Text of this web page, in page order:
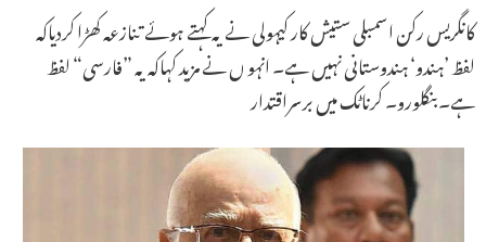
کانگریس رکن اسمبلی ستیش کار کیہولی نے یہ کہتے ہوئے تنازعہ کھڑا کردیاکہ
لفظ ’ہندو‘ ہندوستانی نہیں ہے۔ انہو ں نے مزید کہاکہ یہ ”فارسی“ لفظ
ہے۔بنگلورو۔ کرناٹک میں برسراقتدار